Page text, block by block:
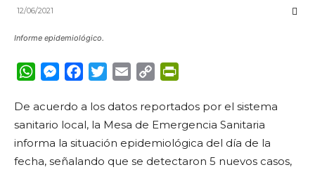
12/06/2021
Informe epidemiológico.
WhatsApp
Messenger
FacebookTwitterEmail Copy
De acuerdo a los datos reportados por el sistema
sanitario local, la Mesa de Emergencia Sanitaria
informa la situación epidemiológica del día de la
fecha, señalando que se detectaron 5 nuevos casos,